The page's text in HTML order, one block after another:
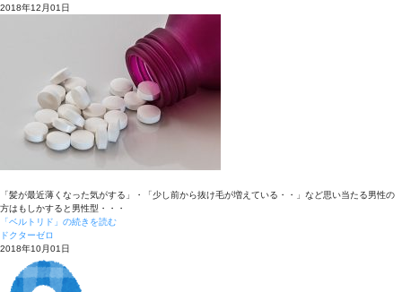
2018年12月01日
「髪が最近薄くなった気がする」・「少し前から抜け毛が増えている・・」など思い当たる男性の
方はもしかすると男性型・・・
「ベルトリド」の続きを読む
ドクターゼロ
2018年10月01日